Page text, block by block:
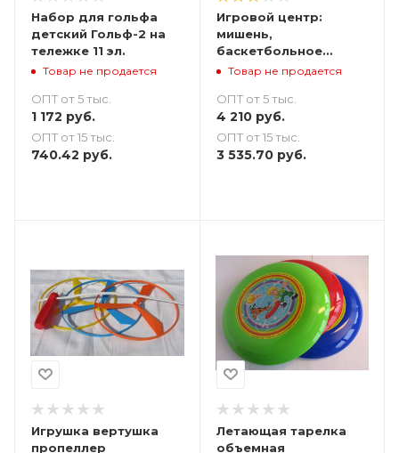
Набор для гольфа
детский Гольф-2 на
тележке 11 эл.
Товар не продается
ОПТ от 5 тыс.
1 172 руб.
ОПТ от 15 тыс.
740.42 руб.
Игровой центр:
мишень,
баскетбольное
кольцо на стойке,
Товар не продается
ОПТ от 5 тыс.
4 210руб.
ОПТ от 15 тыс.
3 535.70руб.
Игрушка вертушка
пропеллер
Летающая тарелка
объемная